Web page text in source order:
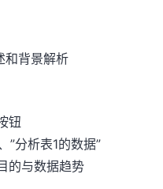
和背景解析
钮
”分析表1的数据”
的与数据趋势